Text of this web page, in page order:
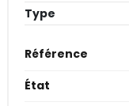
Type
Référence
État